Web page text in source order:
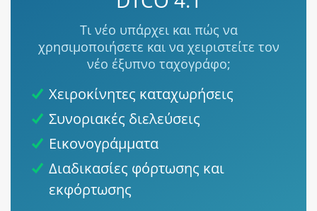
Τι νέο υπάρχει και πώς να
χρησιμοποιήσετε και να χειριστείτε τον
νέο έξυπνο ταχογράφο;
Χειροκίνητες καταχωρήσεις
Συνοριακές διελεύσεις
Εικονογράμματα
Διαδικασίες φόρτωσης και
εκφόρτωσης